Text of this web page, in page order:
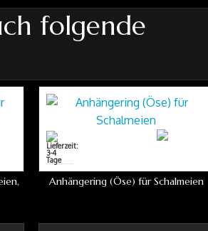
folgende
Anhängering (Öse) für Schalmeien